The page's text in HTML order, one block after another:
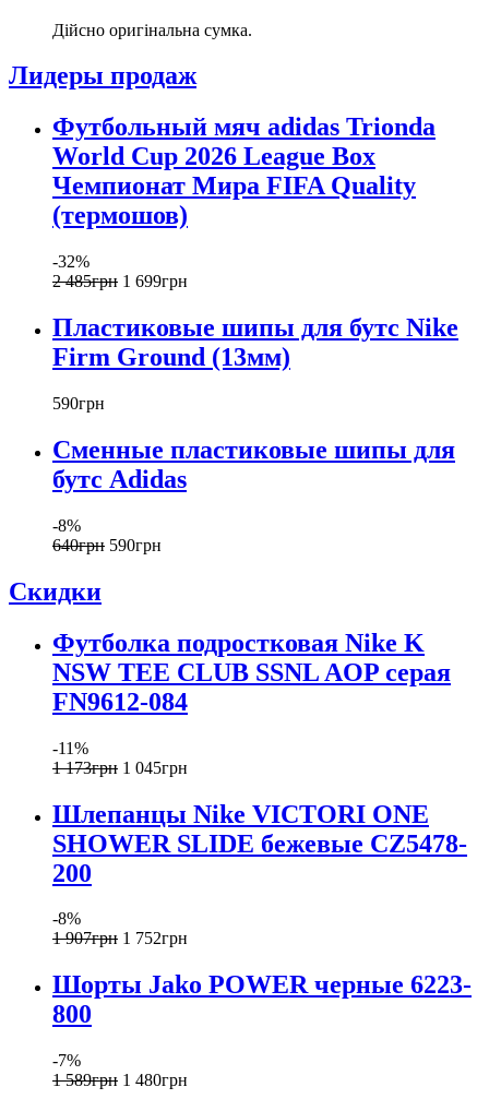
Дійсно оригінальна сумка.
Лидеры продаж
Футбольный мяч adidas Trionda
World Cup 2026 League Box
Чемпионат Мира FIFA Quality
(термошов)
-32%
2 485грн 1 699грн
Пластиковые шипы для бутс Nike
Firm Ground (13мм)
590грн
Сменные пластиковые шипы для
бутс Adidas
-8%
640грн 590грн
Скидки
Футболка подростковая Nike K
NSW TEE CLUB SSNL AOP серая
FN9612-084
-11%
1 173грн 1 045грн
Шлепанцы Nike VICTORI ONE
SHOWER SLIDE бежевые CZ5478-
200
-8%
1 907грн 1 752грн
Шорты Jako POWER черные 6223-
800
-7%
1 589грн 1 480грн